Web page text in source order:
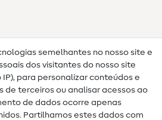
semelhantes no nosso site e
dos visitantes do nosso site
para personalizar conteúdos e
de terceiros ou analisar acessos ao
de dados ocorre apenas
Partilhamos estes dados com